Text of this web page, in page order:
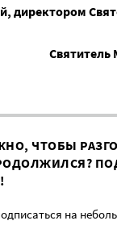
директором
Святитель
ЧТОБЫ
на